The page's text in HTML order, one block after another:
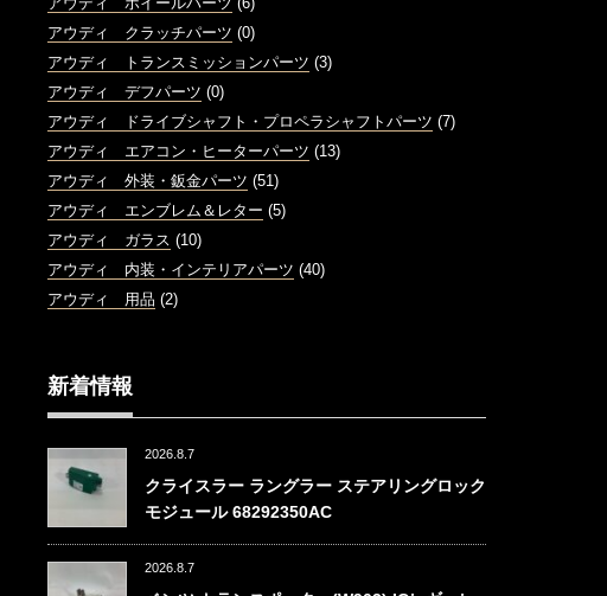
アウディ クラッチパーツ (0)
アウディ トランスミッションパーツ (3)
アウディ デフパーツ (0)
アウディ ドライブシャフト・プロペラシャフトパーツ (7)
アウディ エアコン・ヒーターパーツ (13)
アウディ 外装・鈑金パーツ (51)
アウディ エンブレム＆レター (5)
アウディ ガラス (10)
アウディ 内装・インテリアパーツ (40)
アウディ 用品 (2)
新着情報
2026.8.7
クライスラー ラングラー ステアリングロック
モジュール 68292350AC
2026.8.7